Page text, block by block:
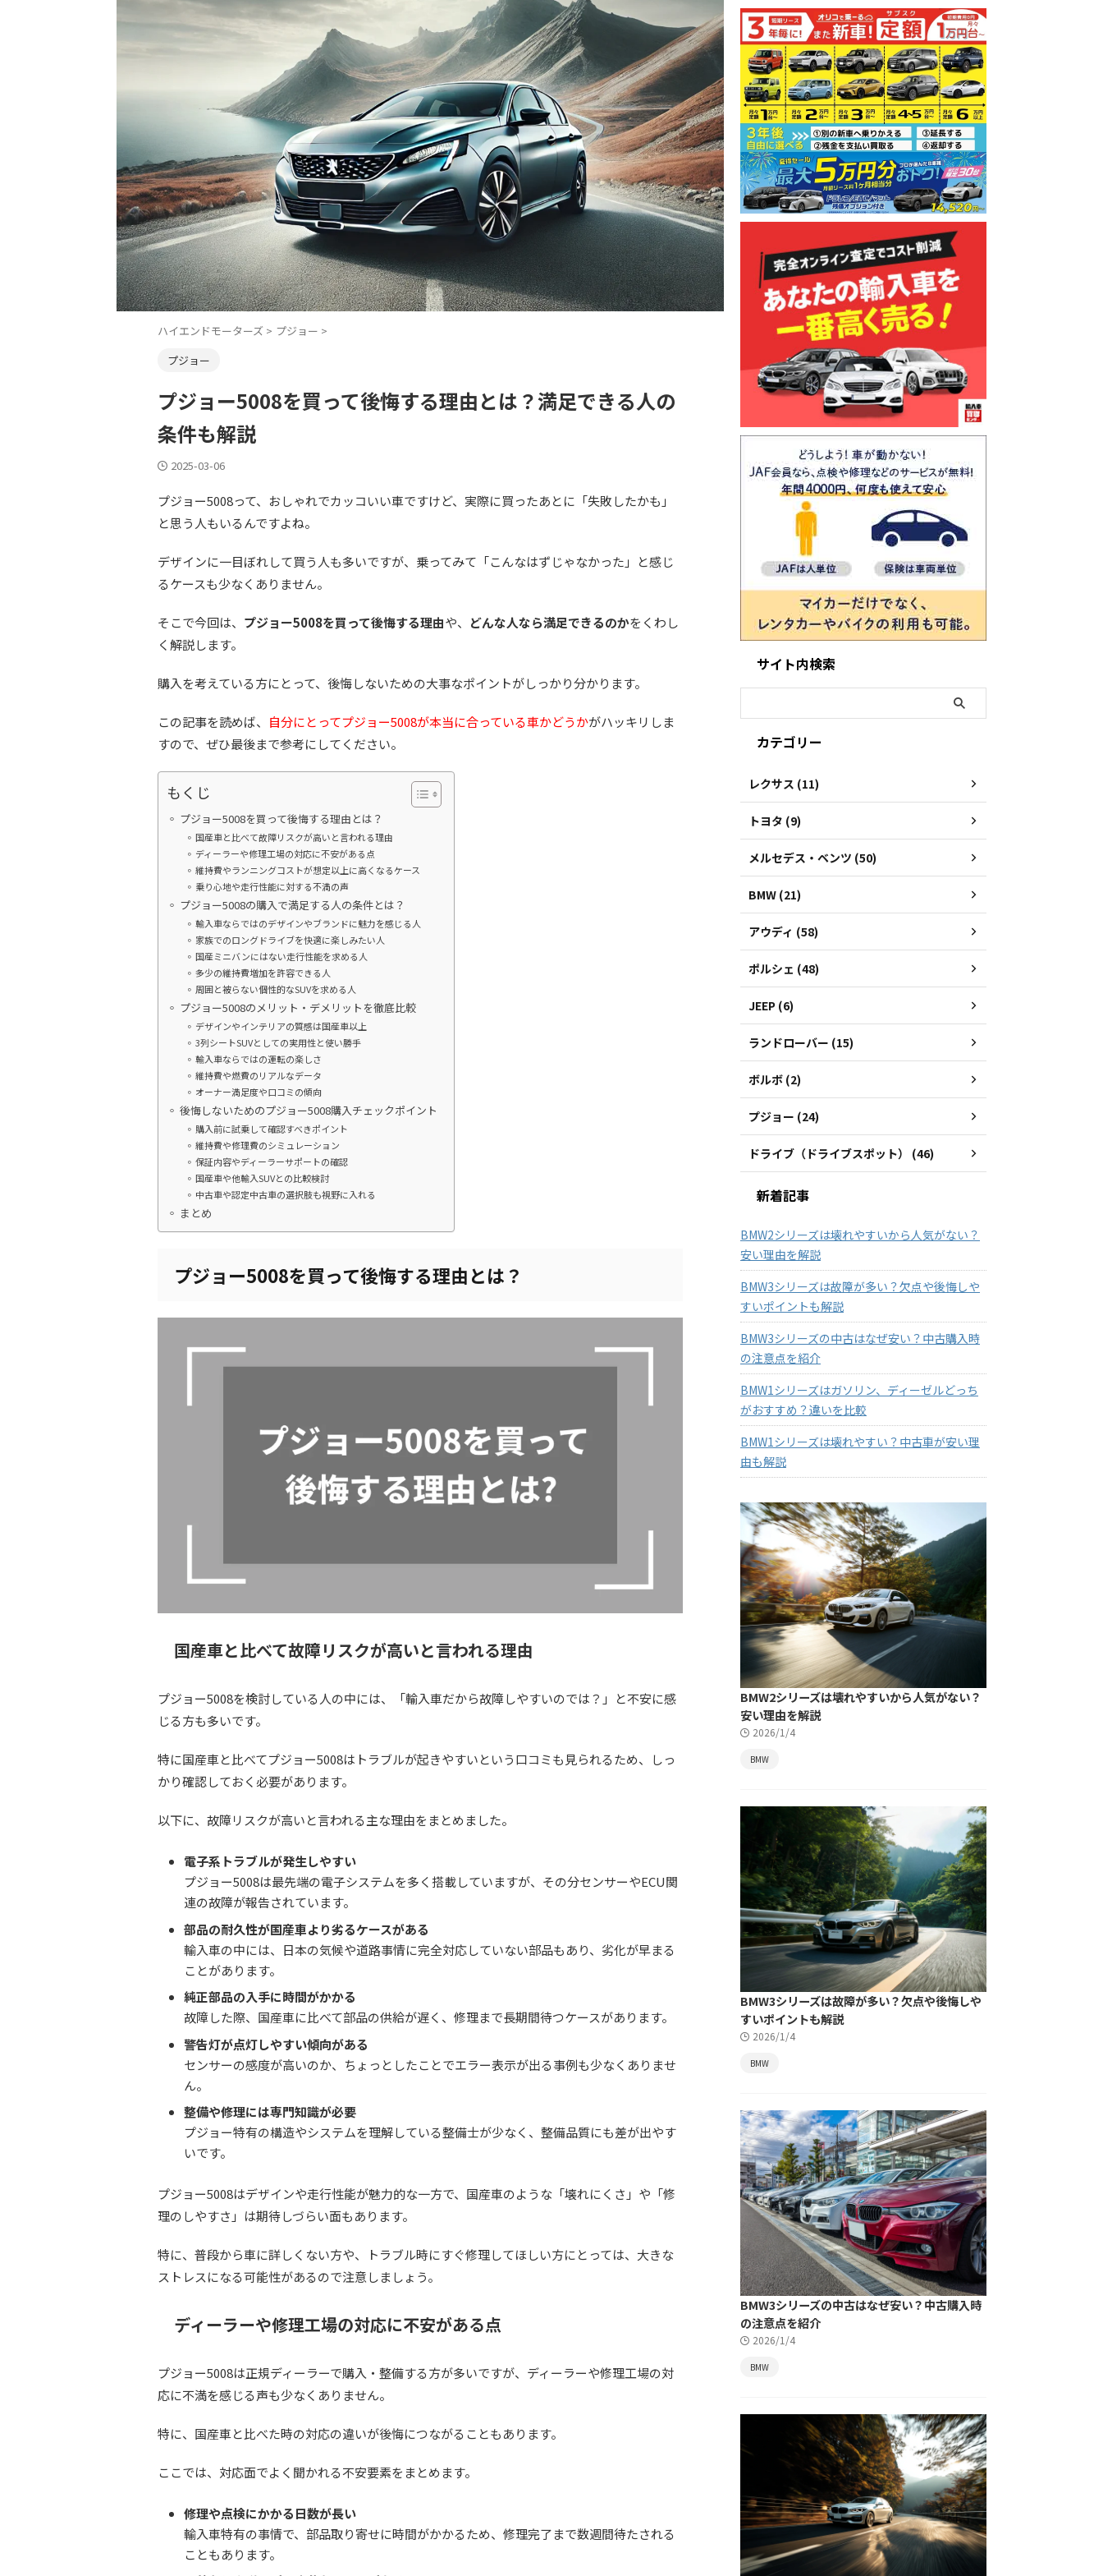
ハイエンドモーターズ > プジョー >
プジョー
プジョー5008を買って後悔する理由とは？満足できる人の
条件も解説
2025-03-06
プジョー5008って、おしゃれでカッコいい車ですけど、実際に買ったあとに「失敗したかも」
と思う人もいるんですよね。
デザインに一目ぼれして買う人も多いですが、乗ってみて「こんなはずじゃなかった」と感じ
るケースも少なくありません。
そこで今回は、 プジョー5008を買って後悔する理由や、 どんな人なら満足できるのかをくわし
く解説します。
購入を考えている方にとって、後悔しないための大事なポイントがしっかり分かります。
この記事を読めば、 自分にとってプジョー5008が本当に合っている車かどうかがハッキリしま
すので、ぜひ最後まで参考にしてください。
もくじ
プジョー5008を買って後悔する理由とは？
国産車と比べて故障リスクが高いと言われる理由
ディーラーや修理工場の対応に不安がある点
維持費やランニングコストが想定以上に高くなるケース
乗り心地や走行性能に対する不満の声
プジョー5008の購入で満足する人の条件とは？
輸入車ならではのデザインやブランドに魅力を感じる人
家族でのロングドライブを快適に楽しみたい人
国産ミニバンにはない走行性能を求める人
多少の維持費増加を許容できる人
周囲と被らない個性的なSUVを求める人
プジョー5008のメリット・デメリットを徹底比較
デザインやインテリアの質感は国産車以上
3列シートSUVとしての実用性と使い勝手
輸入車ならではの運転の楽しさ
維持費や燃費のリアルなデータ
オーナー満足度や口コミの傾向
後悔しないためのプジョー5008購入チェックポイント
購入前に試乗して確認すべきポイント
維持費や修理費のシミュレーション
保証内容やディーラーサポートの確認
国産車や他輸入SUVとの比較検討
中古車や認定中古車の選択肢も視野に入れる
まとめ
プジョー5008を買って後悔する理由とは？
国産車と比べて故障リスクが高いと言われる理由
プジョー5008を検討している人の中には、「輸入車だから故障しやすいのでは？」と不安に感
じる方も多いです。
特に国産車と比べてプジョー5008はトラブルが起きやすいという口コミも見られるため、しっ
かり確認しておく必要があります。
以下に、故障リスクが高いと言われる主な理由をまとめました。
電子系トラブルが発生しやすい
プジョー5008は最先端の電子システムを多く搭載していますが、その分センサーやECU関
連の故障が報告されています。
部品の耐久性が国産車より劣るケースがある
輸入車の中には、日本の気候や道路事情に完全対応していない部品もあり、劣化が早まる
ことがあります。
純正部品の入手に時間がかかる
故障した際、国産車に比べて部品の供給が遅く、修理まで長期間待つケースがあります。
警告灯が点灯しやすい傾向がある
センサーの感度が高いのか、ちょっとしたことでエラー表示が出る事例も少なくありませ
ん。
整備や修理には専門知識が必要
プジョー特有の構造やシステムを理解している整備士が少なく、整備品質にも差が出やす
いです。
プジョー5008はデザインや走行性能が魅力的な一方で、国産車のような「壊れにくさ」や「修
理のしやすさ」は期待しづらい面もあります。
特に、普段から車に詳しくない方や、トラブル時にすぐ修理してほしい方にとっては、大きな
ストレスになる可能性があるので注意しましょう。
ディーラーや修理工場の対応に不安がある点
プジョー5008は正規ディーラーで購入・整備する方が多いですが、ディーラーや修理工場の対
応に不満を感じる声も少なくありません。
特に、国産車と比べた時の対応の違いが後悔につながることもあります。
ここでは、対応面でよく聞かれる不安要素をまとめます。
修理や点検にかかる日数が長い
輸入車特有の事情で、部品取り寄せに時間がかかるため、修理完了まで数週間待たされる
こともあります。
サイト内検索
カテゴリー
レクサス (11)
トヨタ (9)
メルセデス・ベンツ (50)
BMW (21)
アウディ (58)
ポルシェ (48)
JEEP (6)
ランドローバー (15)
ボルボ (2)
プジョー (24)
ドライブ（ドライブスポット） (46)
新着記事
BMW2シリーズは壊れやすいから人気がない？
安い理由を解説
BMW3シリーズは故障が多い？欠点や後悔しや
すいポイントも解説
BMW3シリーズの中古はなぜ安い？中古購入時
の注意点を紹介
BMW1シリーズはガソリン、ディーゼルどっち
がおすすめ？違いを比較
BMW1シリーズは壊れやすい？中古車が安い理
由も解説
BMW2シリーズは壊れやすいから人気がない？
安い理由を解説
2026/1/4
BMW
BMW3シリーズは故障が多い？欠点や後悔しや
すいポイントも解説
2026/1/4
BMW
BMW3シリーズの中古はなぜ安い？中古購入時
の注意点を紹介
2026/1/4
BMW